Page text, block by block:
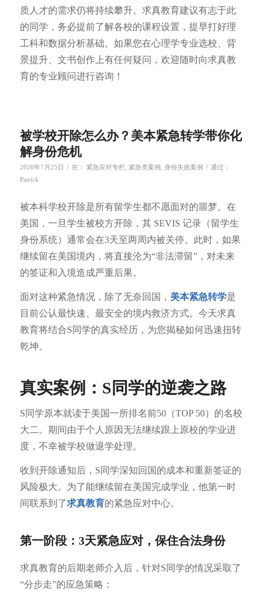
质人才的需求仍将持续攀升。求真教育建议有志于此
的同学，务必提前了解各校的课程设置，提早打好理
工科和数据分析基础。如果您在心理学专业选校、背
景提升、文书创作上有任何疑问，欢迎随时向求真教
育的专业顾问进行咨询！
被学校开除怎么办？美本紧急转学带你化
解身份危机
2026年7月25日 / 在： 紧急应对专栏, 紧急类案例 身份失效案例 / 通过：
Patrick
被本科学校开除是所有留学生都不愿面对的噩梦。在
美国，一旦学生被校方开除，其 SEVIS 记录（留学生
身份系统）通常会在3天至两周内被关停。此时，如果
继续留在美国境内，将直接沦为“非法滞留”，对未来
的签证和入境造成严重后果。
面对这种紧急情况，除了无奈回国， 美本紧急转学是
目前公认最快速、最安全的境内救济方式。今天求真
教育将结合S同学的真实经历，为您揭秘如何迅速扭转
乾坤。
真实案例：S同学的逆袭之路
S同学原本就读于美国一所排名前50（TOP 50）的名校
大二。期间由于个人原因无法继续跟上原校的学业进
度，不幸被学校做退学处理。
收到开除通知后，S同学深知回国的成本和重新签证的
风险极大。为了能继续留在美国完成学业，他第一时
间联系到了求真教育的紧急应对中心。
第一阶段：3天紧急应对，保住合法身份
求真教育的后期老师介入后，针对S同学的情况采取了
“分步走”的应急策略：